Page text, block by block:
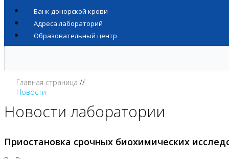
Банк донорской крови
Адреса лабораторий
Образовательный центр
Главная страница
Новости
Новости лаборатории
Приостановка срочных биохимических